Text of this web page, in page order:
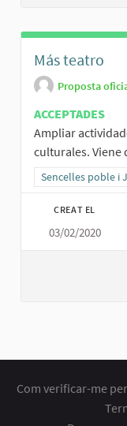
Más teatro
Proposta
ACCEPTADES
Ampliar
culturales. Viene
Resultats al filtrar
Sencelles poble i
CREAT EL
03/02/2020
Com verificar-me